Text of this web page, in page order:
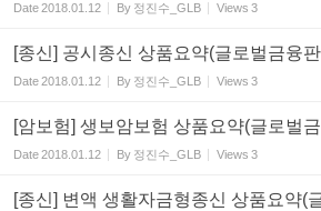
Date2018.01.12 By 정진수_GLB Views 3
[종신] 공시종신 상품요약(글로벌금융
Date2018.01.12 By 정진수_GLB Views 3
[암보험] 생보암보험 상품요약(글로벌
Date2018.01.12 By 정진수_GLB Views 3
[종신] 변액 생활자금형종신 상품요약(